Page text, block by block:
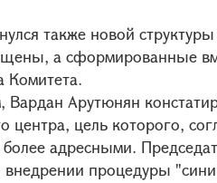
также новой
а сформированные
Комитета.
Арутюнян
центра, цель которого,
адресными.
процедуры